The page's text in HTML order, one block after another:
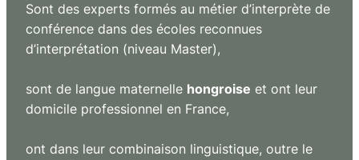
Sont des experts formés au métier d’interprète de
conférence dans des écoles reconnues
d’interprétation (niveau Master),
sont de langue maternelle hongroise et ont leur
domicile professionnel en France,
ont dans leur combinaison linguistique, outre le